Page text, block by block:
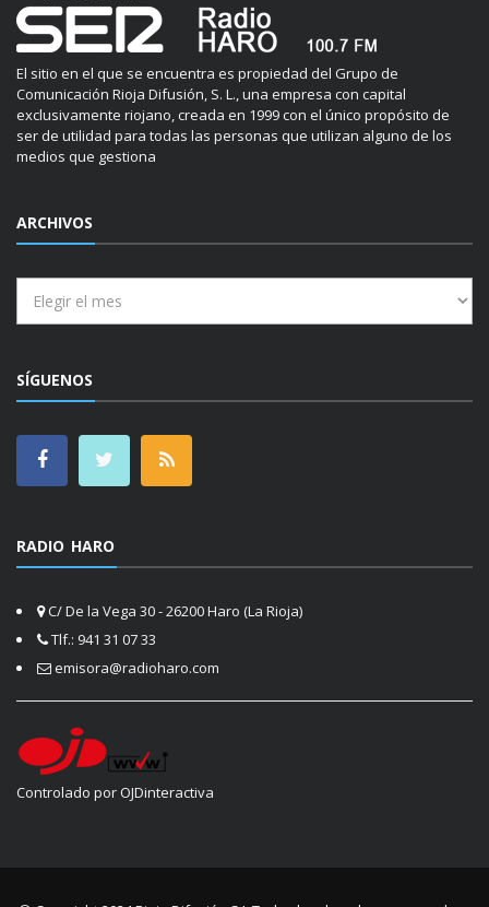
El sitio en el que se encuentra es propiedad del Grupo de
Comunicación Rioja Difusión, S. L., una empresa con capital
exclusivamente riojano, creada en 1999 con el único propósito de
ser de utilidad para todas las personas que utilizan alguno de los
medios que gestiona
ARCHIVOS
SÍGUENOS
RADIO HARO
C/ De la Vega 30 - 26200 Haro (La Rioja)
Tlf.: 941 31 07 33
emisora@radioharo.com
Controlado por OJDinteractiva